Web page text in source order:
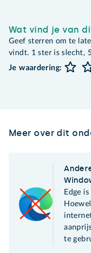
Wat vind je van
Geef sterren om te
vindt. 1 ster is slecht,
Je waardering:
Meer over dit
Edge
te